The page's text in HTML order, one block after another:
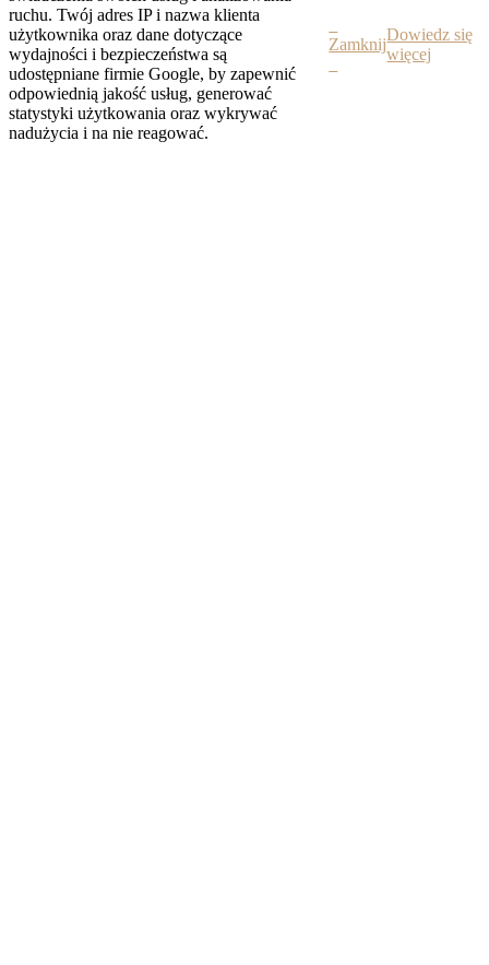
ruchu. Twój adres IP i nazwa klienta
użytkownika oraz dane dotyczące
wydajności i bezpieczeństwa są
udostępniane firmie Google, by zapewnić
odpowiednią jakość usług, generować
statystyki użytkowania oraz wykrywać
nadużycia i na nie reagować.
Zamknij
Dowiedz się
więcej